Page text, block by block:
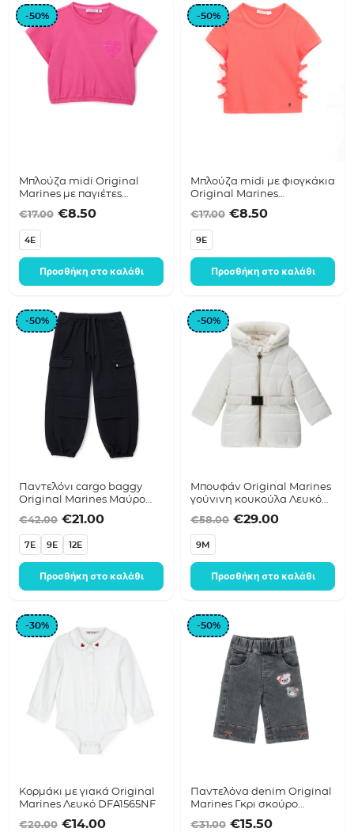
-50%
Μπλούζα midi Original
Marines με παγιέτες
€17.00 Original price was: €17.00.
€8.50Η τρέχουσα τιμή είναι: €8.50.
4E
Προσθήκη στο καλάθι
-50%
Μπλούζα midi με φιογκάκια
Original Marines
€17.00 Original price
€8.50Η τρέχουσα
9E
Προσθήκη στο καλάθι
-50%
Παντελόνι cargo baggy
Original Marines Μαύρο
€42.00 Original price was: €42.00.
€21.00Η τρέχουσα τιμή είναι: €21.00.
7E 9E 12E
Προσθήκη στο καλάθι
-50%
Μπουφάν Original Marines
γούνινη κουκούλα Λευκό
€58.00 Original price
€29.00Η
9M
Προσθήκη στο καλάθι
-30%
Κορμάκι με γιακά Original
Marines Λευκό DFA1565NF
€20.00 Original price was: €20.00.
€14.00Η τρέχουσα τιμή είναι: €14.00.
-50%
Παντελόνα denim Original
Marines Γκρι σκούρο
€31.00 Original price
€15.50Η τρέχουσα